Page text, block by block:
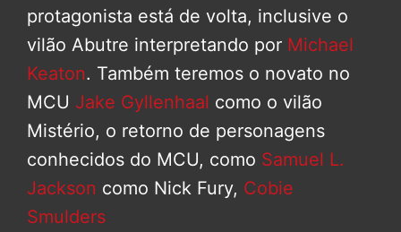
protagonista está de volta, inclusive o
vilão Abutre interpretando por Michael
Keaton. Também teremos o novato no
MCU Jake Gyllenhaal como o vilão
Mistério, o retorno de personagens
conhecidos do MCU, como Samuel L.
Jackson como Nick Fury, Cobie
Smulders